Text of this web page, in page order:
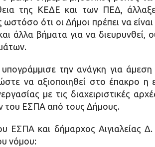
της ΚΕΔΕ και των ΠΕΔ,
ότι οι Δήμοι πρέπει να
και άλλα βήματα για να
την ανάγκη για
να αξιοποιηθεί στο έπακρο η
με τις διαχειριστικές
του ΕΣΠΑ από τους Δήμους.
ΕΣΠΑ και δήμαρχος Αιγιαλείας
νόμου: